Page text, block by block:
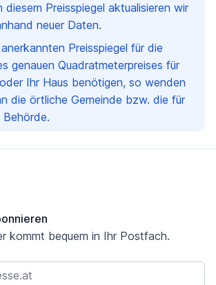
diesem Preisspiegel aktualisieren wir
neuer Daten.
Preisspiegel für die
genauen Quadratmeterpreises für
Ihr Haus benötigen, so wenden
die örtliche Gemeinde bzw. die für
Behörde.
kommt bequem in Ihr Postfach.